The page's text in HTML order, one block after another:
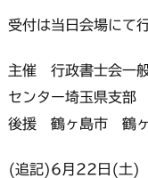
受付は当日会場にて
主催 行政書士会一
センター埼玉県支部
後援 鶴ヶ島市 鶴ヶ
(追記)6月22日(土)